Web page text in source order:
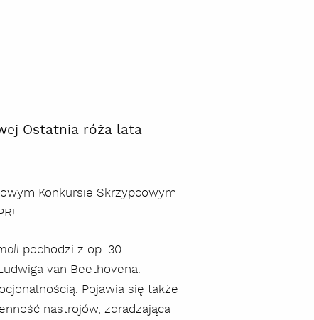
Ostatnia róża lata
Konkursie Skrzypcowym
pochodzi z op. 30
van Beethovena.
Pojawia się także
nastrojów, zdradzająca